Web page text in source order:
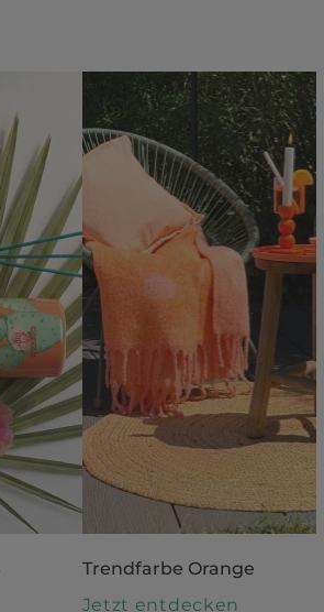
Trendfarbe Orange
Jetzt entdecken